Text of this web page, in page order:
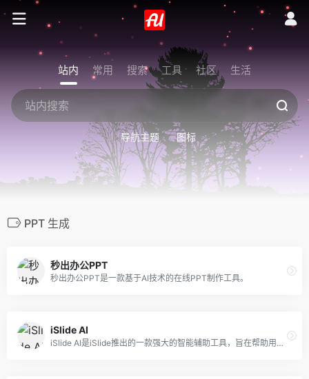
站内 常用 搜索 工具 社区 生活
导航主题 图标
PPT 生成
秒出办公PPT
秒出办公PPT是一款基于AI技术的在线PPT制作工具。
iSlide AI
iSlide AI是iSlide推出的一款强大的智能辅助工具，旨在帮助用户更高效地完成PPT制作。